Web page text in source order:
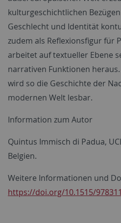
kulturgeschichtlichen
Geschlecht und Identität
zudem als Reflexionsfigur für
arbeitet auf textueller Ebene
narrativen Funktionen
wird so die Geschichte der
modernen Welt lesbar.
Information zum Autor
Quintus Immisch di Padua,
Belgien.
Weitere Informationen und
https://doi.org/10.1515/